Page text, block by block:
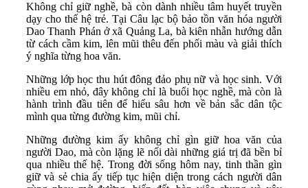
Không chỉ giữ nghề, bà còn dành nhiều tâm huyết truyền
dạy cho thế hệ trẻ. Tại Câu lạc bộ bảo tồn văn hóa người
Dao Thanh Phán ở xã Quảng La, bà kiên nhẫn hướng dẫn
từ cách cầm kim, lên mũi thêu đến phối màu và giải thích
ý nghĩa từng hoa văn.
Những lớp học thu hút đông đảo phụ nữ và học sinh. Với
nhiều em nhỏ, đây không chỉ là buổi học nghề, mà còn là
hành trình đầu tiên để hiểu sâu hơn về bản sắc dân tộc
mình qua từng đường kim, mũi chỉ.
Những đường kim ấy không chỉ gìn giữ hoa văn của
người Dao, mà còn lặng lẽ nối dài những giá trị đã bền bỉ
qua nhiều thế hệ. Trong đời sống hôm nay, tinh thần gìn
giữ và sẻ chia ấy tiếp tục hiện diện trong cách người dân